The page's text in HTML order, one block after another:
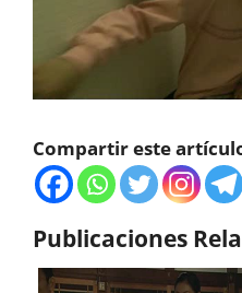
Compartir este
Publicaciones